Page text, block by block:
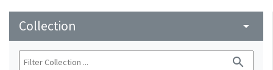
Collection arrow_drop_down
search